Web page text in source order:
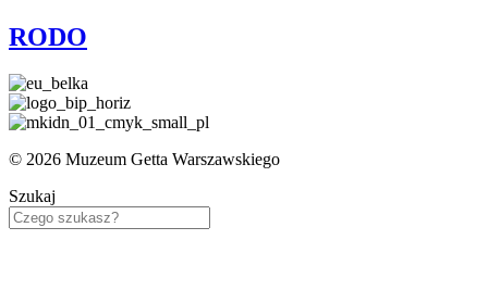
RODO
© 2026 Muzeum Getta Warszawskiego
Szukaj